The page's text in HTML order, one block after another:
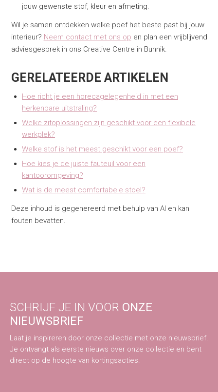
jouw gewenste stof, kleur en afmeting.
Wil je samen ontdekken welke poef het beste past bij jouw
interieur? Neem contact met ons op en plan een vrijblijvend
adviesgesprek in ons Creative Centre in Bunnik.
GERELATEERDE ARTIKELEN
Hoe richt je een horecagelegenheid in met een
herkenbare uitstraling?
Welke zitoplossingen zijn geschikt voor een flexibele
werkplek?
Welke stof is het meest geschikt voor een poef?
Hoe kies je de juiste fauteuil voor een
kantooromgeving?
Wat is de meest comfortabele stoel?
Deze inhoud is gegenereerd met behulp van AI en kan
fouten bevatten.
SCHRIJF JE IN VOOR ONZE
NIEUWSBRIEF
Laat je inspireren door onze collectie met onze nieuwsbrief.
Je ontvangt als eerste nieuws over onze collectie en bent
direct op de hoogte van kortingsacties.